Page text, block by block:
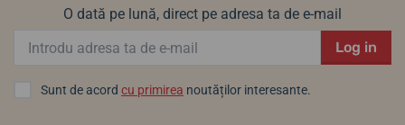
O dată pe lună, direct pe adresa ta de e-mail
Log in
Sunt de acord cu primirea noutăților interesante.